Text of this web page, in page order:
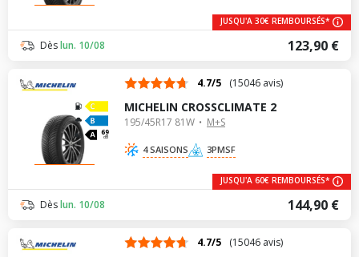
123,90 €
Dèslun. 10/08
JUSQU'A 30€ REMBOURSÉS*
69
dB
4.7/5 (15046 avis)
MICHELIN CROSSCLIMATE 2
195/45R17 81W M+S
4 SAISONS 3PMSF
144,90 €
Dèslun. 10/08
JUSQU'A 60€ REMBOURSÉS*
4.7/5 (15046 avis)